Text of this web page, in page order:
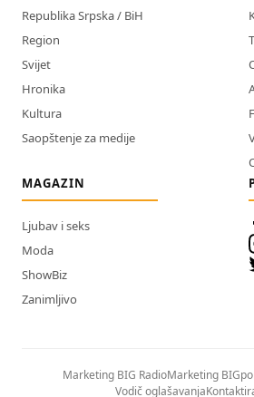
Republika Srpska / BiH
Region
Svijet
Hronika
Kultura
Saopštenje za medije
MAGAZIN
Ljubav i seks
Moda
ShowBiz
Zanimljivo
Marketing BIG RadioMarketing
Vodič oglašavanja